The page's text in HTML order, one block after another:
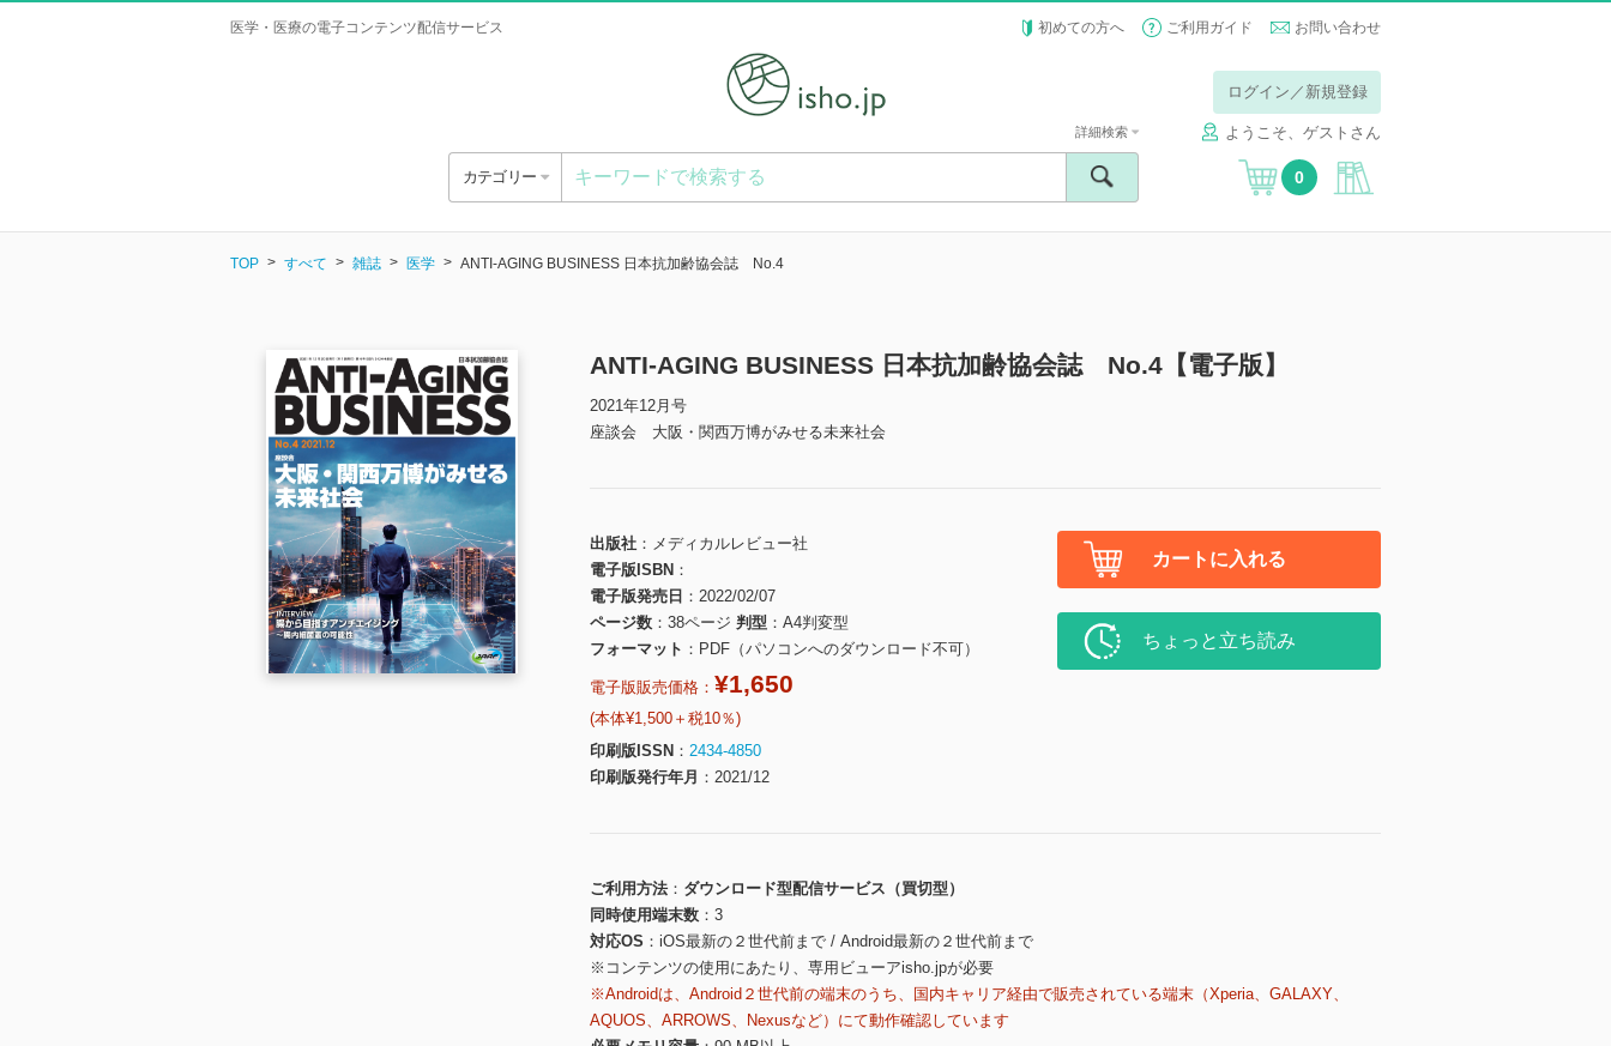
医学・医療の電子コンテンツ配信サービス 初めての方へ ご利用ガイド お問い合わせ
ログイン／新規登録
ようこそ、ゲストさん
カテゴリー
詳細検索
0
TOP すべて 雑誌 医学 ANTI-AGING BUSINESS 日本抗加齢協会誌 No.4
ANTI-AGING BUSINESS 日本抗加齢協会誌 No.4【電子版】
2021年12月号
座談会 大阪・関西万博がみせる未来社会
出版社
メディカルレビュー社
電子版ISBN
電子版発売日
2022/02/07
ページ数
38ページ 判型
A4判変型
フォーマット
PDF（パソコンへのダウンロード不可）
電子版販売価格： ¥1,650
(本体¥1,500＋税10％)
印刷版ISSN
2434-4850
印刷版発行年月
2021/12
カートに入れる
ちょっと立ち読み
ご利用方法
ダウンロード型配信サービス（買切型）
同時使用端末数
3
対応OS
iOS最新の２世代前まで / Android最新の２世代前まで
※コンテンツの使用にあたり、専用ビューアisho.jpが必要
※Androidは、Android２世代前の端末のうち、国内キャリア経由で販売されている端末（Xperia、GALAXY、
AQUOS、ARROWS、Nexusなど）にて動作確認しています